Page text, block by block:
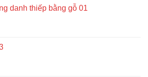
danh thiếp bằng gỗ 01